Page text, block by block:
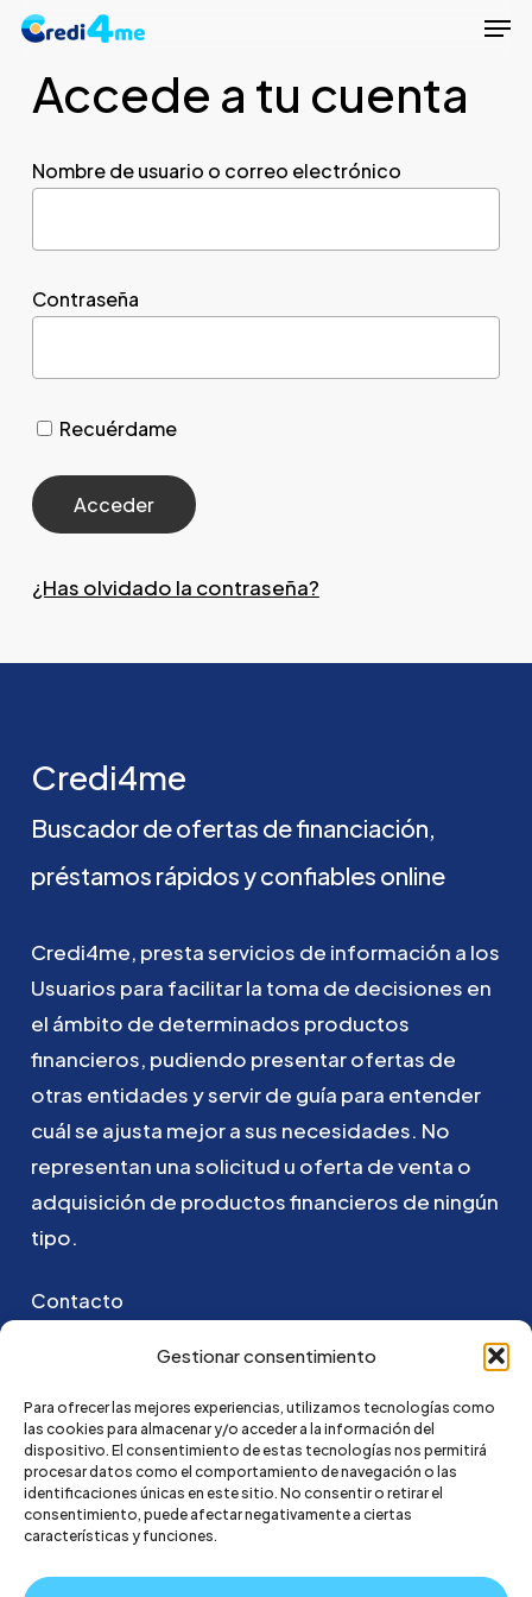
Gestionar consentimiento
Para ofrecer las mejores experiencias, utilizamos tecnologías como
las cookies para almacenar y/o acceder a la información del
dispositivo. El consentimiento de estas tecnologías nos permitirá
procesar datos como el comportamiento de navegación o las
identificaciones únicas en este sitio. No consentir o retirar el
consentimiento, puede afectar negativamente a ciertas
características y funciones.
Skip
mainAccede a tu cuenta
Nombre de usuario o correo electrónico
Contraseña
Recuérdame
¿Has olvidado la contraseña?
Credi4me
Buscadordeofertas definanciación,
préstamos rápidosyconfiables online
Credi4me, prestaservicios de información a los
Usuarios para facilitarla toma de decisiones en
el ámbito de determinados productos
financieros, pudiendo presentarofertas de
otras entidadesyservirde guía para entender
cuálse ajusta mejorasus necesidades. No
representan unasolicitud u oferta deventa o
adquisición de productosfinancieros de ningún
tipo.
Contacto
Puedes ponerte en contacto con nosotros
hola@credi4me.com